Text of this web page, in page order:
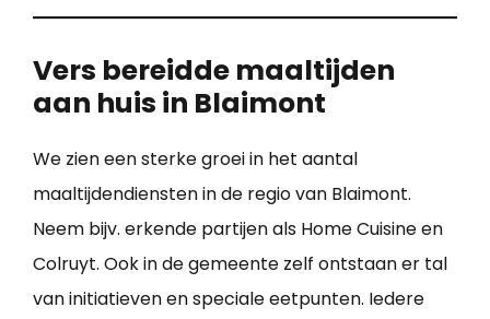
Vers bereidde maaltijden
aan huis in Blaimont
We zien een sterke groei in het aantal
maaltijdendiensten in de regio van Blaimont.
Neem bijv. erkende partijen als Home Cuisine en
Colruyt. Ook in de gemeente zelf ontstaan er tal
van initiatieven en speciale eetpunten. Iedere